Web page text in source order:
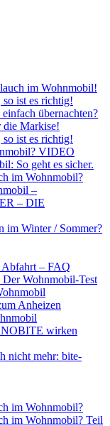
im Wohnmobil!
ist es richtig!
übernachten?
die Markise!
ist es richtig!
VIDEO
So geht es sicher.
im Wohnmobil?
–
– DIE
im Winter / Sommer?
Abfahrt – FAQ
Der Wohnmobil-Test
Anheizen
wirken
nicht mehr: bite-
im Wohnmobil?
im Wohnmobil? Teil